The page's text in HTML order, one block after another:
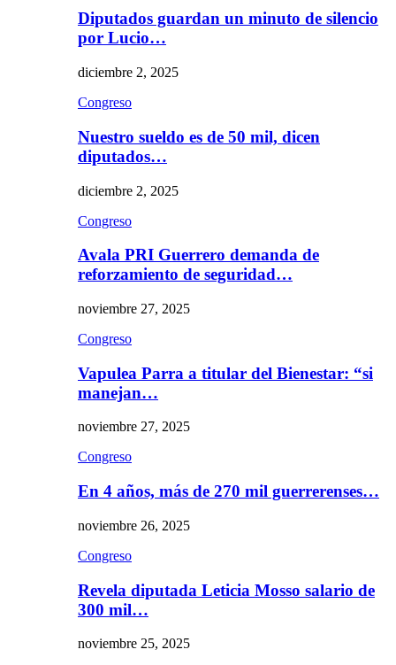
Diputados guardan un minuto de silencio
por Lucio…
diciembre 2, 2025
Congreso
Nuestro sueldo es de 50 mil, dicen
diputados…
diciembre 2, 2025
Congreso
Avala PRI Guerrero demanda de
reforzamiento de seguridad…
noviembre 27, 2025
Congreso
Vapulea Parra a titular del Bienestar: “si
manejan…
noviembre 27, 2025
Congreso
En 4 años, más de 270 mil guerrerenses…
noviembre 26, 2025
Congreso
Revela diputada Leticia Mosso salario de
300 mil…
noviembre 25, 2025